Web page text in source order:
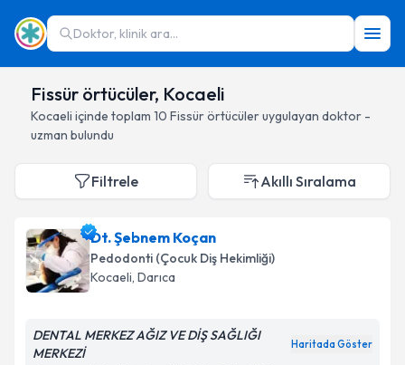
Doktor, klinik ara...
Fissür örtücüler, Kocaeli
Kocaeli içinde toplam 10 Fissür örtücüleruygulayan doktor -
uzman bulundu
Filtrele Akıllı Sıralama
Dt. Şebnem Koçan
Pedodonti (Çocuk Diş Hekimliği)
Kocaeli, Darıca
DENTAL MERKEZ AĞIZ VE DİŞ SAĞLIĞI
MERKEZİ
Haritada Göster